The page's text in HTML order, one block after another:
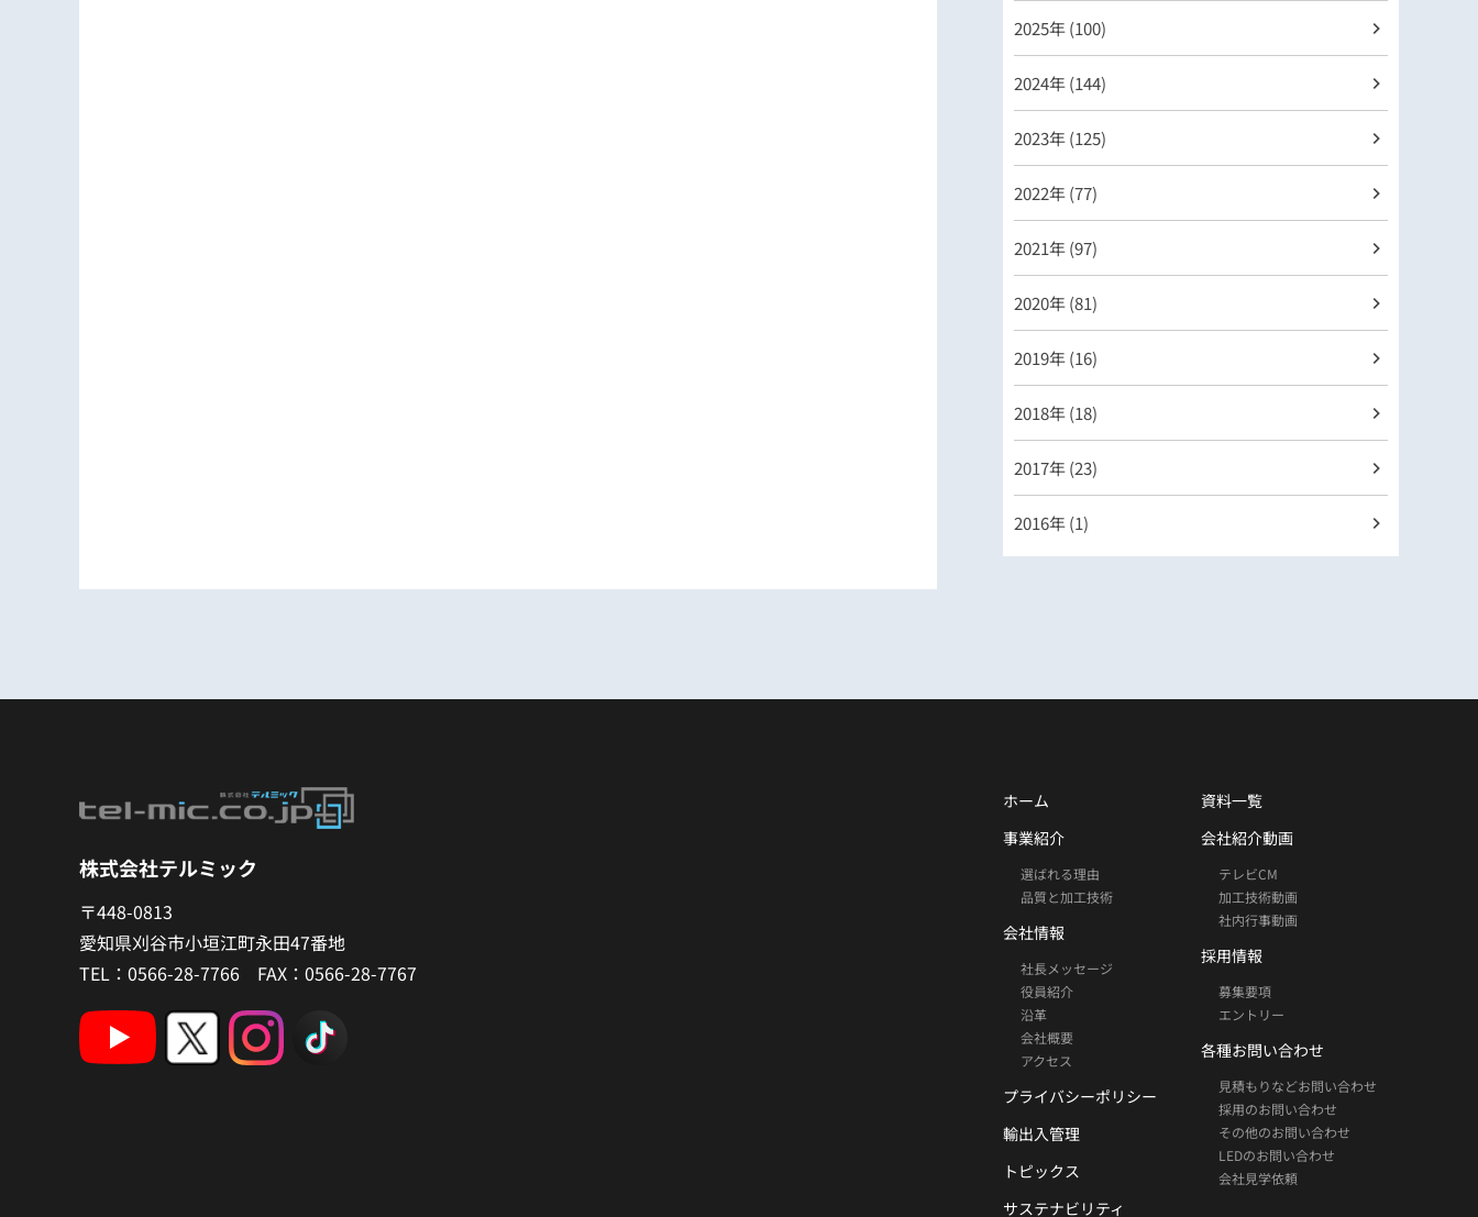
2025年 (100)
2024年 (144)
2023年 (125)
2022年 (77)
2021年 (97)
2020年 (81)
2019年 (16)
2018年 (18)
2017年 (23)
2016年 (1)
株式会社テルミック
〒448-0813
愛知県刈谷市小垣江町永田47番地
TEL：0566-28-7766 FAX：0566-28-7767
ホーム
事業紹介
選ばれる理由
品質と加工技術
会社情報
社長メッセージ
役員紹介
沿革
会社概要
アクセス
プライバシーポリシー
輸出入管理
トピックス
サステナビリティ
資料一覧
会社紹介動画
テレビCM
加工技術動画
社内行事動画
採用情報
募集要項
エントリー
各種お問い合わせ
見積もりなどお問い合わせ
採用のお問い合わせ
その他のお問い合わせ
LEDのお問い合わせ
会社見学依頼